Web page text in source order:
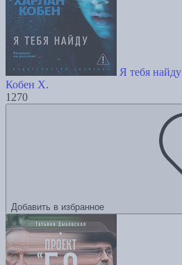
Я тебя найду
Кобен Х.
1270
Добавить в избранное